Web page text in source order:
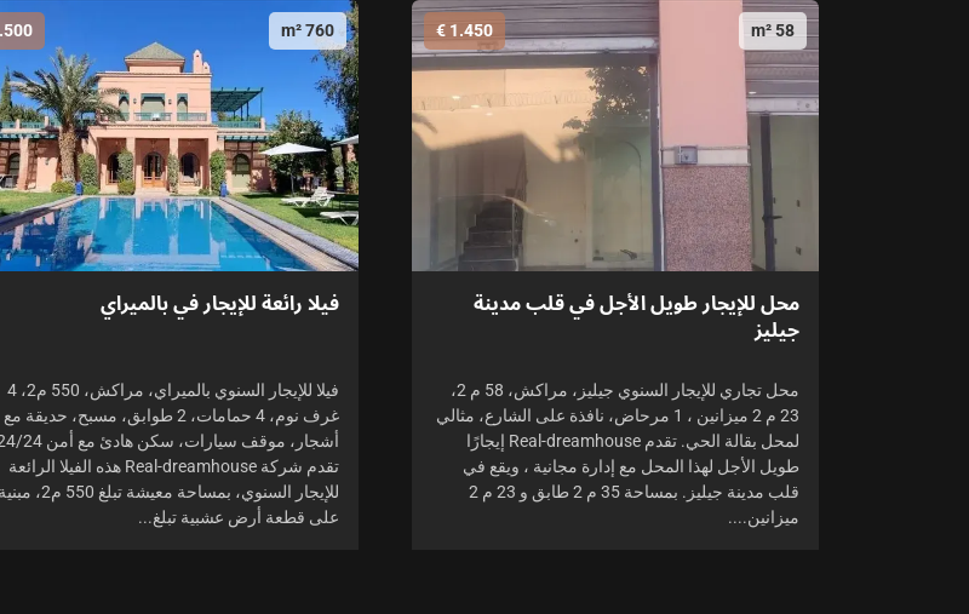
58 m²
1.450 €
محل للإيجار طويل الأجل في قلب مدينة
جيليز
محل تجاري للإيجار السنوي جيليز، مراكش، 58 م 2،
23 م 2 ميزانين ، 1 مرحاض، نافذة على الشارع، مثالي
لمحل بقالة الحي. تقدم Real-dreamhouse إيجارًا
طويل الأجل لهذا المحل مع إدارة مجانية ، ويقع في
قلب مدينة جيليز. بمساحة 35 م 2 طابق و 23 م 2
ميزانين....
760 m²
€
فيلا رائعة للإيجار في بالميراي
فيلا للإيجار السنوي بالميراي، مراكش، 550 م2، 4
غرف نوم، 4 حمامات، 2 طوابق، مسبح، حديقة مع
تقدم شركة Real-dreamhouse هذه الفيلا الرائعة
للإيجار السنوي، بمساحة معيشة تبلغ 550 م2، مبنية
على قطعة أرض عشبية تبلغ...